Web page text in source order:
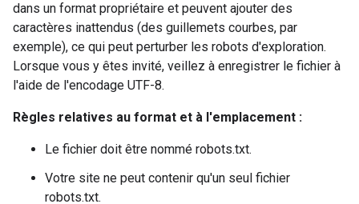
dans un format propriétaire et peuvent ajouter des
caractères inattendus (des guillemets courbes, par
exemple), ce qui peut perturber les robots d'exploration.
Lorsque vous y êtes invité, veillez à enregistrer le fichier à
l'aide de l'encodage UTF-8.
Règles relatives au format et à l'emplacement :
Le fichier doit être nommé robots.txt.
Votre site ne peut contenir qu'un seul fichier
robots.txt.